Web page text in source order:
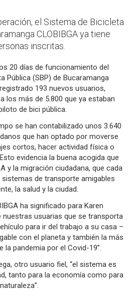
el Sistema de Bicicleta
CLOBIBGA ya tiene
inscritas.
20 días de funcionamiento del
Pública (SBP) de Bucaramanga
193 nuevos usuarios,
los más de 5.800 que ya estaban
de bici pública.
se han contabilizado unos 3.640
que han optado por moverse
cortos, hacer actividad física o
evidencia la buena acogida que
y la migración ciudadana, que cada
sistemas de transporte amigables
la salud y la ciudad.
ha significado para Karen
nuestras usuarias que se transporta
para ir del trabajo a su casa –
con el planeta y también la más
la pandemia por el Covid-19”.
otro usuario fiel, “el sistema es
tanto para la economía como para